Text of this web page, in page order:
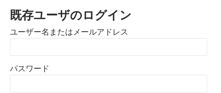
既存ユーザのログイン
ユーザー名またはメールアドレス
パスワード